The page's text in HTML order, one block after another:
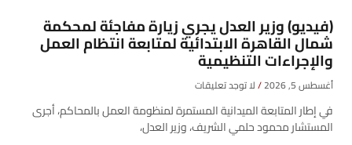
(فيديو) وزير العدل يجري زيارة مفاجئة لمحكمة
شمال القاهرة الابتدائية لمتابعة انتظام العمل
والإجراءات التنظيمية
أغسطس 5, 2026 لا توجد تعليقات
في إطار المتابعة الميدانية المستمرة لمنظومة العمل بالمحاكم، أجرى
المستشار محمود حلمي الشريف، وزير العدل،